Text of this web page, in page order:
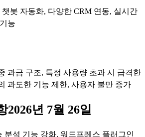
봇 자동화, 다양한 CRM 연동, 실시간
능
과금 구조, 특정 사용량 초과 시 급격한
과도한 기능 제한, 사용자 불만 증가
2026년 7월 26일
분석 기능 강화, 워드프레스 플러그인